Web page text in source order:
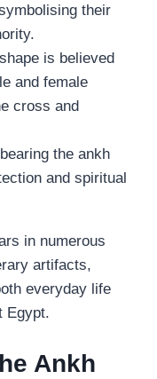
their
is believed
and female
cross and
the ankh
and spiritual
in numerous
artifacts,
everyday life
Egypt.
Ankh